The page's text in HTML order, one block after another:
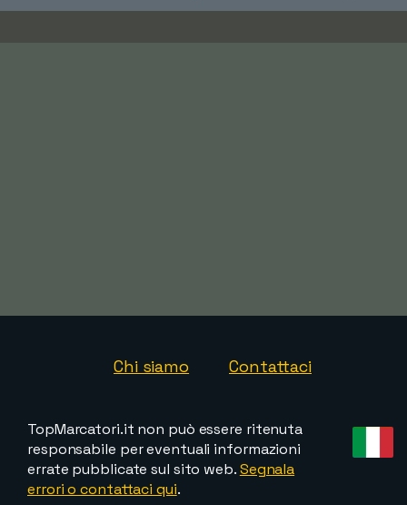
Chi siamo Contattaci
TopMarcatori.it non può essere ritenuta
responsabile per eventuali informazioni
errate pubblicate sul sito web.Segnala
errori o contattaci qui.